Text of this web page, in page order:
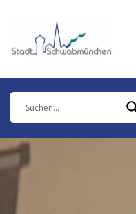
springen